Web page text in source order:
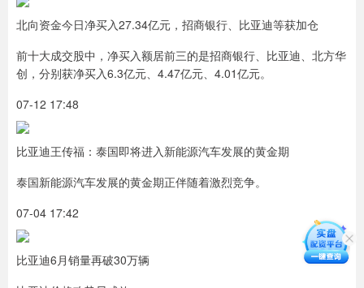
北向资金今日净买入27.34亿元，招商银行、比亚迪等获加仓
前十大成交股中，净买入额居前三的是招商银行、比亚迪、北方华
创，分别获净买入6.3亿元、4.47亿元、4.01亿元。
07-12 17:48
比亚迪王传福：泰国即将进入新能源汽车发展的黄金期
泰国新能源汽车发展的黄金期正伴随着激烈竞争。
07-04 17:42
比亚迪6月销量再破30万辆